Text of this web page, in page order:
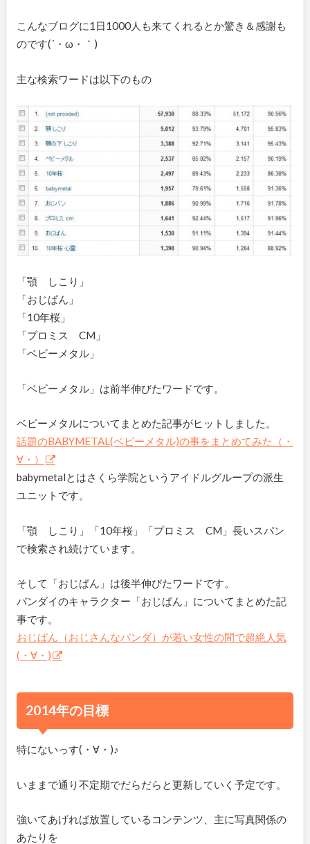
こんなブログに1日1000人も来てくれるとか驚き＆感謝も
のです(´・ω・｀)
主な検索ワードは以下のもの
「顎 しこり」
「おじぱん」
「10年桜」
「プロミス CM」
「ベビーメタル」
「ベビーメタル」は前半伸びたワードです。
ベビーメタルについてまとめた記事がヒットしました。
話題のBABYMETAL(ベビーメタル)の事をまとめてみた（・
∀・）
babymetalとはさくら学院というアイドルグループの派生
ユニットです。
「顎 しこり」「10年桜」「プロミス CM」長いスパン
で検索され続けています。
そして「おじぱん」は後半伸びたワードです。
バンダイのキャラクター「おじぱん」についてまとめた記
事です。
おじぱん（おじさんなパンダ）が若い女性の間で超絶人気
(・∀・)
2014年の目標
特にないっす(・∀・)♪
いままで通り不定期でだらだらと更新していく予定です。
強いてあげれば放置しているコンテンツ、主に写真関係の
あたりを